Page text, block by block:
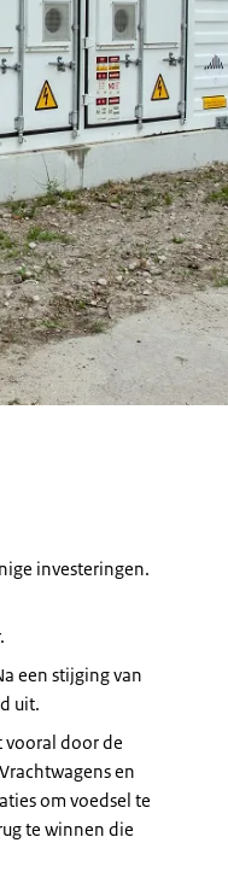
investeringen.
een stijging van
uit.
vooral door de
en
om voedsel te
te winnen die